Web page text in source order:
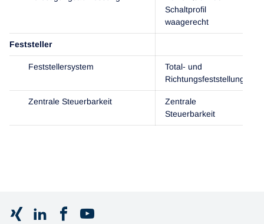
Schaltprofil
waagerecht
Feststeller
Feststellersystem
Total- und
Richtungsfeststellung
Zentrale Steuerbarkeit
Zentrale
Steuerbarkeit